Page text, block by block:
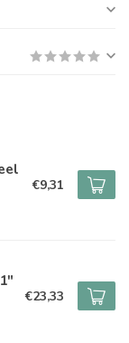
€9,31
€23,33